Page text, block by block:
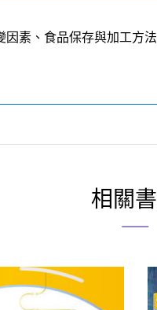
素、食品保存與加工
相關